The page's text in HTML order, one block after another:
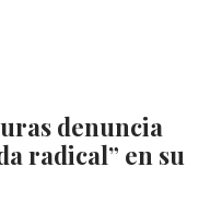
denuncia
radical” en su